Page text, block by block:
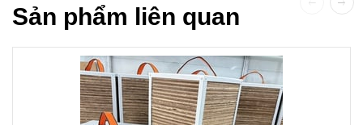
Sản phẩm liên quan